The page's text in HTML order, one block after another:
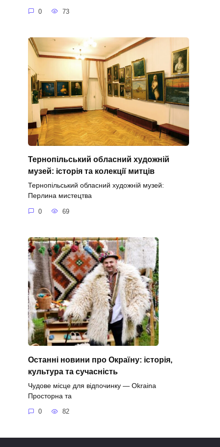
0 73
Тернопільський обласний художній
музей: історія та колекції митців
Тернопільський обласний художній музей:
Перлина мистецтва
0 69
Останні новини про Окраїну: історія,
культура та сучасність
Чудове місце для відпочинку — Okraina
Просторна та
0 82